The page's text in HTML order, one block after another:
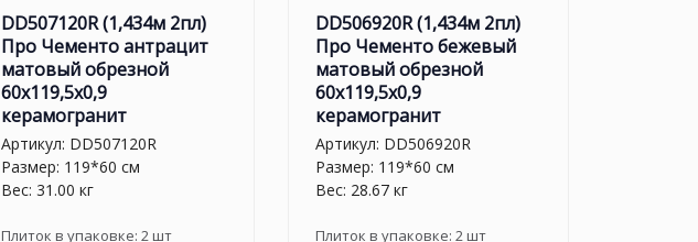
DD507120R (1,434м 2пл)
Про Чементо антрацит
матовый обрезной
60x119,5x0,9
керамогранит
Артикул: DD507120R
Размер: 119*60 см
Вес: 31.00 кг
Плиток в упаковке: 2 шт
DD506920R (1,434м 2пл)
Про Чементо бежевый
матовый обрезной
60x119,5x0,9
керамогранит
Артикул: DD506920R
Размер: 119*60 см
Вес: 28.67 кг
Плиток в упаковке: 2 шт